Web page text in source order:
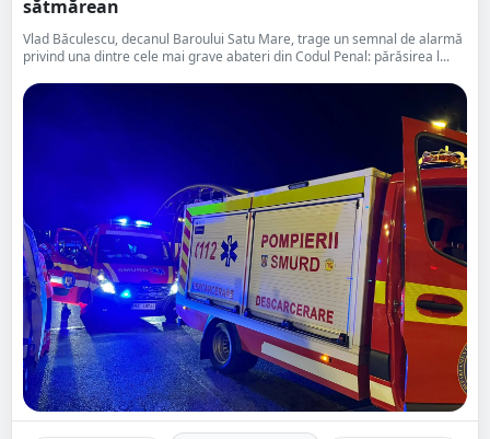
sătmărean
Vlad Băculescu, decanul Baroului Satu Mare, trage un semnal de alarmă
privind una dintre cele mai grave abateri din Codul Penal: părăsirea l...